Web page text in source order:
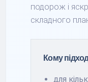
подорож і
складного
Кому
для